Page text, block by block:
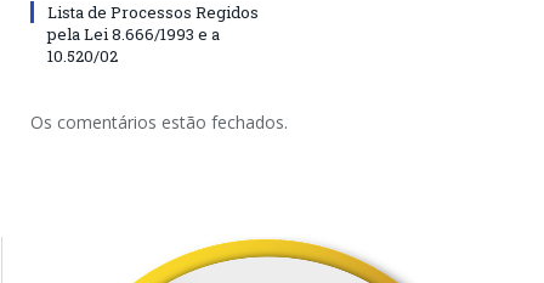
Lista de Processos Regidos
pela Lei 8.666/1993 e a
10.520/02
Os comentários estão fechados.